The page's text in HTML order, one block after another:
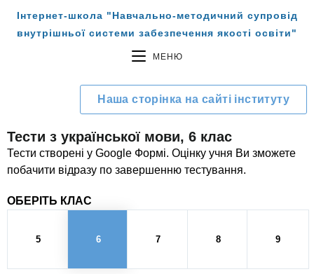
Інтернет-школа "Навчально-методичний супровід
внутрішньої системи забезпечення якості освіти"
МЕНЮ
Наша сторінка на сайті інституту
Тести з української мови, 6 клас
Тести створені у Google Формі. Оцінку учня Ви зможете
побачити відразу по завершенню тестування.
ОБЕРІТЬ КЛАС
5 6 7 8 9